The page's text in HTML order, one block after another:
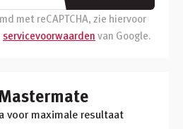
met reCAPTCHA, zie hiervoor
servicevoorwaardenvan Google.
voor maximale resultaat